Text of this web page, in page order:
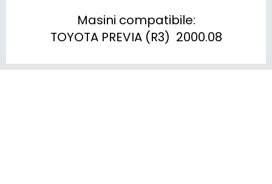
Masini compatibile:
TOYOTA PREVIA (R3)  2000.08